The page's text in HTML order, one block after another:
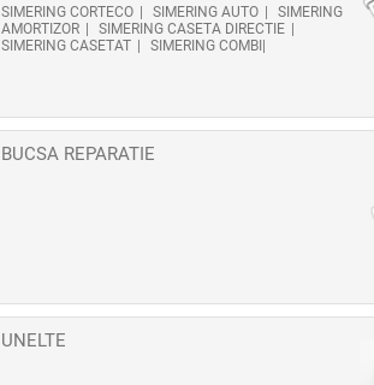
SIMERING CORTECO SIMERING AUTO
SIMERING
AMORTIZOR
SIMERING CASETA DIRECTIE
SIMERING CASETAT
SIMERING COMBI
BUCSA REPARATIE
UNELTE